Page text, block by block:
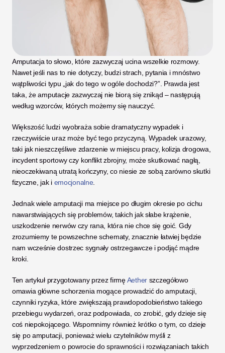
Amputacja to słowo, które zazwyczaj ucina wszelkie rozmowy.
Nawet jeśli nas to nie dotyczy, budzi strach, pytania i mnóstwo
wątpliwości typu „jak do tego w ogóle dochodzi?”. Prawda jest
taka, że amputacje zazwyczaj nie biorą się znikąd – następują
według wzorców, których możemy się nauczyć.
Większość ludzi wyobraża sobie dramatyczny wypadek i
rzeczywiście uraz może być tego przyczyną. Wypadek urazowy,
taki jak nieszczęśliwe zdarzenie w miejscu pracy, kolizja drogowa,
incydent sportowy czy konflikt zbrojny, może skutkować nagłą,
nieoczekiwaną utratą kończyny, co niesie ze sobą zarówno skutki
fizyczne, jak i emocjonalne
Jednak wiele amputacji ma miejsce po długim okresie po cichu
nawarstwiających się problemów, takich jak słabe krążenie,
uszkodzenie nerwów czy rana, która nie chce się goić. Gdy
zrozumiemy te powszechne schematy, znacznie łatwiej będzie
nam wcześnie dostrzec sygnały ostrzegawcze i podjąć mądre
kroki.
Ten artykuł przygotowany przez firmę Aether szczegółowo
omawia główne schorzenia mogące prowadzić do amputacji,
czynniki ryzyka, które zwiększają prawdopodobieństwo takiego
przebiegu wydarzeń, oraz podpowiada, co zrobić, gdy dzieje się
coś niepokojącego. Wspomnimy również krótko o tym, co dzieje
się po amputacji, ponieważ wielu czytelników myśli z
wyprzedzeniem o powrocie do sprawności i rozwiązaniach takich